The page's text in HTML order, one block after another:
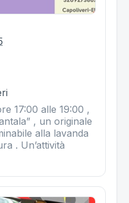
17:00 alle 19:00 ,
, un originale
alla lavanda
. Un’attività